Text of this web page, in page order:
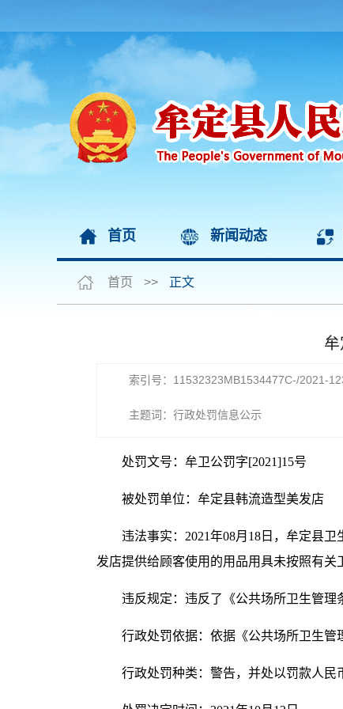
首页 新闻动态
首页 >> 正文
索引号：11532323MB1534477C-/2021-
主题词：行政处罚信息公示
处罚文号：牟卫公罚字[2021]15号
被处罚单位：牟定县韩流造型美发店
违法事实：2021年08月18日，牟定县
发店提供给顾客使用的用品用具未按照有关
违反规定：违反了《公共场所卫生管理
行政处罚依据：依据《公共场所卫生管
行政处罚种类：警告，并处以罚款人民